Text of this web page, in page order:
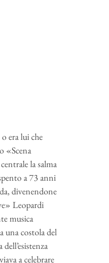
era lui che
«Scena
la salma
a 73 anni
divenendone
Leopardi
musica
una costola del
a celebrare